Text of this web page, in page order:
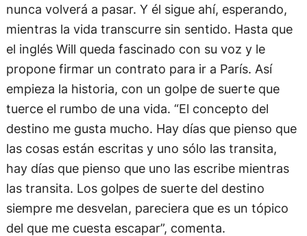
nunca volverá a pasar. Y él sigue ahí, esperando,
mientras la vida transcurre sin sentido. Hasta que
el inglés Will queda fascinado con su voz y le
propone firmar un contrato para ir a París. Así
empieza la historia, con un golpe de suerte que
tuerce el rumbo de una vida. “El concepto del
destino me gusta mucho. Hay días que pienso que
las cosas están escritas y uno sólo las transita,
hay días que pienso que uno las escribe mientras
las transita. Los golpes de suerte del destino
siempre me desvelan, pareciera que es un tópico
del que me cuesta escapar”, comenta.